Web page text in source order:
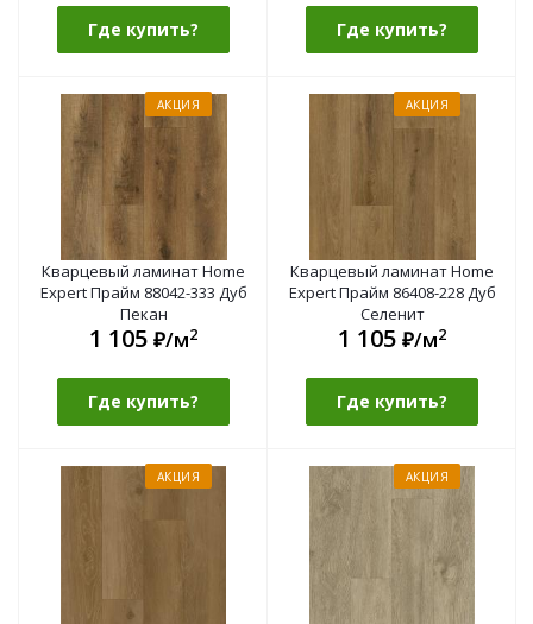
Где купить? Где купить?
АКЦИЯ
Кварцевый ламинат Home
Expert Прайм 88042-333 Дуб
Пекан
1 105 ₽/м2
Где купить?
АКЦИЯ
Кварцевый ламинат Home
Expert Прайм 86408-228 Дуб
Селенит
1 105 ₽/м2
Где купить?
АКЦИЯ АКЦИЯ